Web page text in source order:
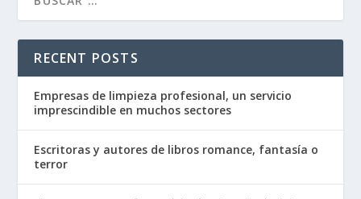
RECENT POSTS
Empresas de limpieza profesional, un servicio
imprescindible en muchos sectores
Escritoras y autores de libros romance, fantasía o
terror